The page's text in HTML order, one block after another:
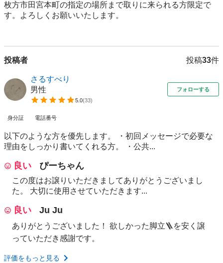
枚方市田宮本町の指定の場所まで取りに来られる方限定で
す。よろしくお願いいたします。
投稿者 投稿33件
さるすべり
男性
5.0(33)
フォローする
身分証 電話番号
以下のような方を優先します。 ・初回メッセージで必要な
理由をしっかり書いてくれる方。 ・公共...
良い ぴーちゃん
この度はお譲りいただきましてありがとうございまし
た。 大切に使用させていただきます...
良い Ju Ju
ありがとうございました！ 欲しかった脚立🪜を安く譲
っていただき感謝です。
評価をもっと見る